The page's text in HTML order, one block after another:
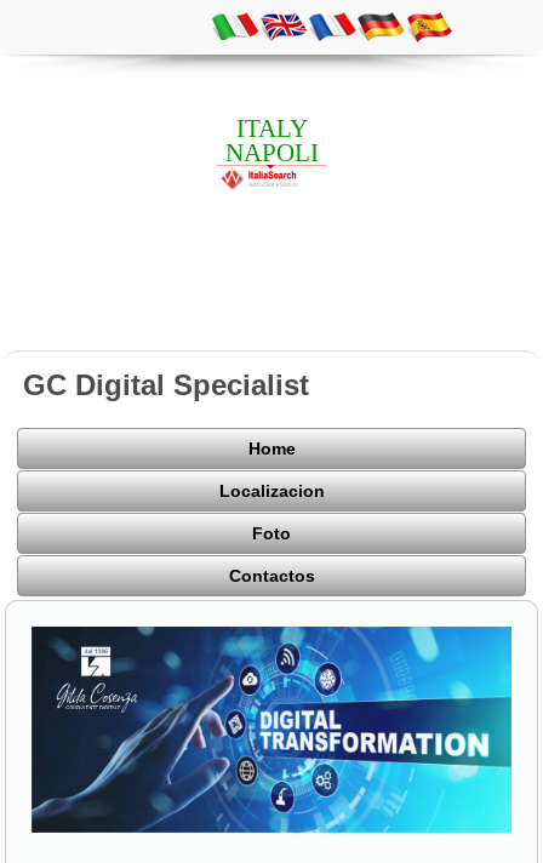
ITALY
NAPOLI
GC Digital Specialist
Home
Localizacion
Foto
Contactos